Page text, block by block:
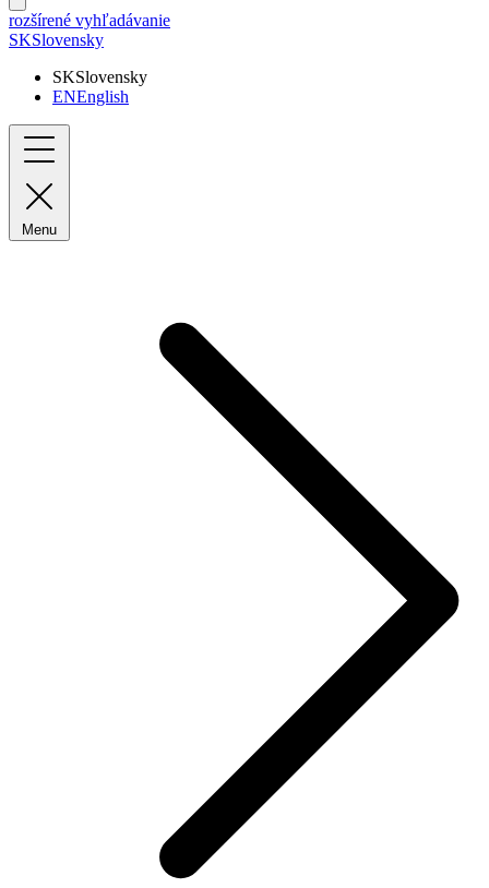
rozšírené vyhľadávanie
SKSlovensky
SKSlovensky
ENEnglish
Menu